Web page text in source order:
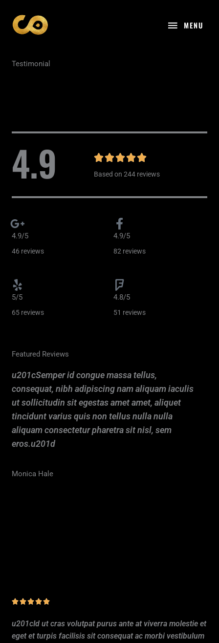
contenu
MENU
MENU
Testimonial
4.9 N
o
Based on 244 reviews
4.9/5
46 reviews
5/5
65 reviews
4.9/5
82 reviews
4.8/5
51 reviews
Featured Reviews
u201cSemper id congue massa tellus,
consequat, nibh adipiscing nam aliquam iaculis
ut sollicitudin sit egestas amet amet, aliquet
tincidunt varius quis non tellus nulla nulla
aliquam consectetur pharetra sit nisl, sem
eros.u201d
Monica Hale
N
t
é
u201cId ut cras volutpat purus ante at viverra molestie et
eget et turpis facilisis sit consequat ac morbi vestibulum